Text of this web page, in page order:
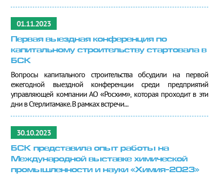
01.11.2023
Первая выездная конференция по
капитальному строительству стартовала в
БСК
Вопросы капитального строительства обсудили на первой
ежегодной выездной конференции среди предприятий
управляющей компании АО «Росхим», которая проходит в эти
дни в Стерлитамаке. В рамках встречи...
30.10.2023
БСК представила опыт работы на
Международной выставке химической
промышленности и науки «Химия-2023»